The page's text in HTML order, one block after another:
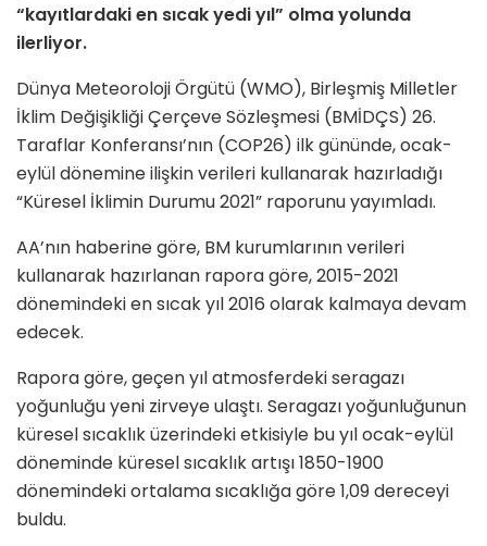
“kayıtlardaki en sıcak yedi yıl” olma yolunda
ilerliyor.
Dünya Meteoroloji Örgütü (WMO), Birleşmiş Milletler
İklim Değişikliği Çerçeve Sözleşmesi (BMİDÇS) 26.
Taraflar Konferansı’nın (COP26) ilk gününde, ocak-
eylül dönemine ilişkin verileri kullanarak hazırladığı
“Küresel İklimin Durumu 2021” raporunu yayımladı.
AA’nın haberine göre, BM kurumlarının verileri
kullanarak hazırlanan rapora göre, 2015-2021
dönemindeki ensıcakyıl 2016 olarak kalmaya devam
edecek.
Rapora göre, geçen yıl atmosferdeki seragazı
yoğunluğu yeni zirveye ulaştı. Seragazı yoğunluğunun
küresel sıcaklık üzerindeki etkisiyle bu yıl ocak-eylül
döneminde küresel sıcaklık artışı 1850-1900
dönemindeki ortalama sıcaklığa göre 1,09 dereceyi
buldu.